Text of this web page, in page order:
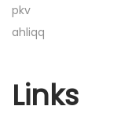
a
r
a
pkv
ahliqq
Links